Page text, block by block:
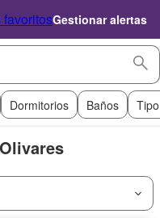
favoritosGestionar alertas
Dormitorios Baños